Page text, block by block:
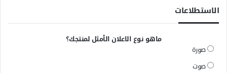
الاستطلاعات
ماهو نوع الاعلان الأمثل لمنتجك؟
صورة
صوت